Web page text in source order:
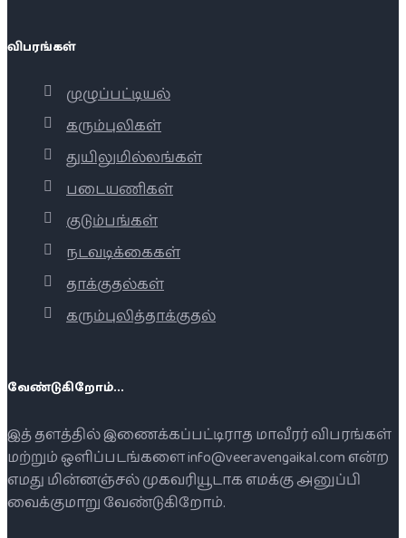
விபரங்கள்
முழுப்பட்டியல்
கரும்புலிகள்
துயிலுமில்லங்கள்
படையணிகள்
குடும்பங்கள்
நடவடிக்கைகள்
தாக்குதல்கள்
கரும்புலித்தாக்குதல்
வேண்டுகிறோம்...
இத் தளத்தில் இணைக்கப்பட்டிராத மாவீரர் விபரங்கள்
மற்றும் ஒளிப்படங்களை info@veeravengaikal.com என்ற
எமது மின்னஞ்சல் முகவரியூடாக எமக்கு அனுப்பி
வைக்குமாறு வேண்டுகிறோம்.